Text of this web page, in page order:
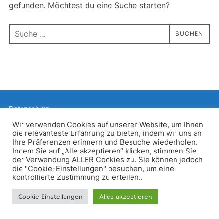
gefunden. Möchtest du eine Suche starten?
Suchen
nach:
SUCHEN
Datenschutz
Inspiro WordPress Theme von WPZOOM
Wir verwenden Cookies auf unserer Website, um Ihnen
die relevanteste Erfahrung zu bieten, indem wir uns an
Ihre Präferenzen erinnern und Besuche wiederholen.
Indem Sie auf „Alle akzeptieren“ klicken, stimmen Sie
der Verwendung ALLER Cookies zu. Sie können jedoch
die "Cookie-Einstellungen" besuchen, um eine
kontrollierte Zustimmung zu erteilen..
Cookie Einstellungen Alles akzeptieren